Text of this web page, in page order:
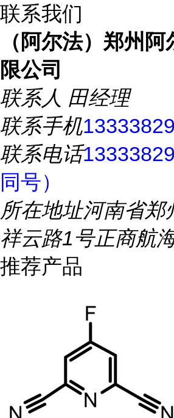
联系我们
（阿尔法）郑州
限公司
联系人 田经理
联系手机
联系电话
同号）
所在地址河南省郑
祥云路1号正商航
推荐产品